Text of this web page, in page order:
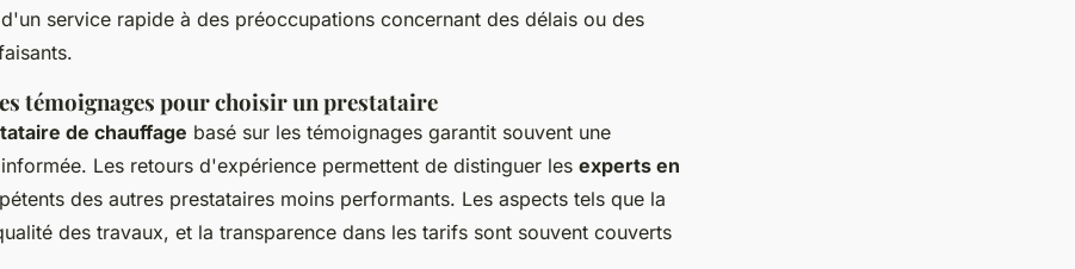
service rapide à des préoccupations concernant des délais ou des
témoignages pour choisir un prestataire
de chauffage basé sur les témoignages garantit souvent une
Les retours d'expérience permettent de distinguer les experts en
des autres prestataires moins performants. Les aspects tels que la
des travaux, et la transparence dans les tarifs sont souvent couverts